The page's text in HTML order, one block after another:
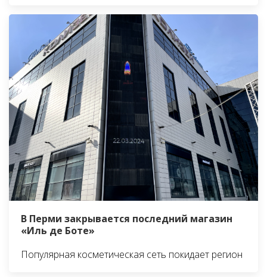
В Перми закрывается последний магазин
«Иль де Боте»
Популярная косметическая сеть покидает регион